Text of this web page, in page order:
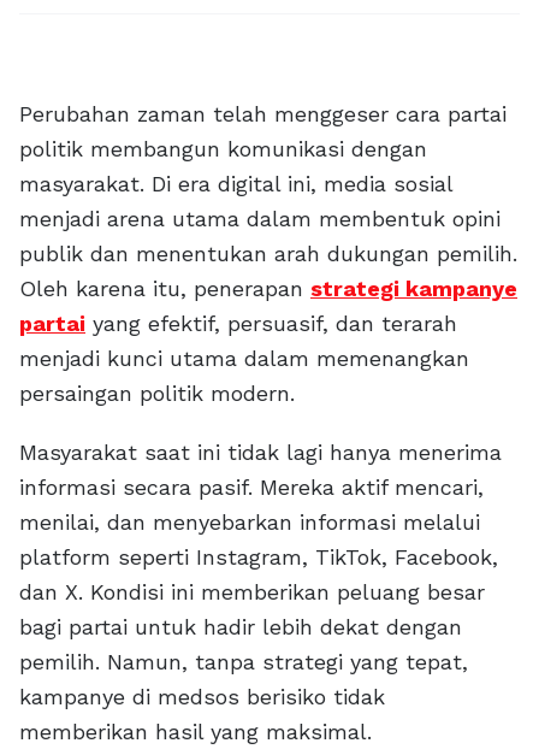
Perubahan zaman telah menggeser cara partai
politik membangun komunikasi dengan
masyarakat. Di era digital ini, media sosial
menjadi arena utama dalam membentuk opini
publik dan menentukan arah dukungan pemilih.
Oleh karena itu, penerapan strategi kampanye
partai yang efektif, persuasif, dan terarah
menjadi kunci utama dalam memenangkan
persaingan politik modern.
Masyarakat saat ini tidak lagi hanya menerima
informasi secara pasif. Mereka aktif mencari,
menilai, dan menyebarkan informasi melalui
platform seperti Instagram, TikTok, Facebook,
dan X. Kondisi ini memberikan peluang besar
bagi partai untuk hadir lebih dekat dengan
pemilih. Namun, tanpa strategi yang tepat,
kampanye di medsos berisiko tidak
memberikan hasil yang maksimal.